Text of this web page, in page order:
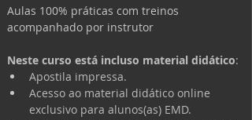
Aulas 100% práticas com treinos
acompanhado por instrutor
Neste curso está incluso material didático:
Apostila impressa.
Acesso ao material didático online
exclusivo para alunos(as) EMD.